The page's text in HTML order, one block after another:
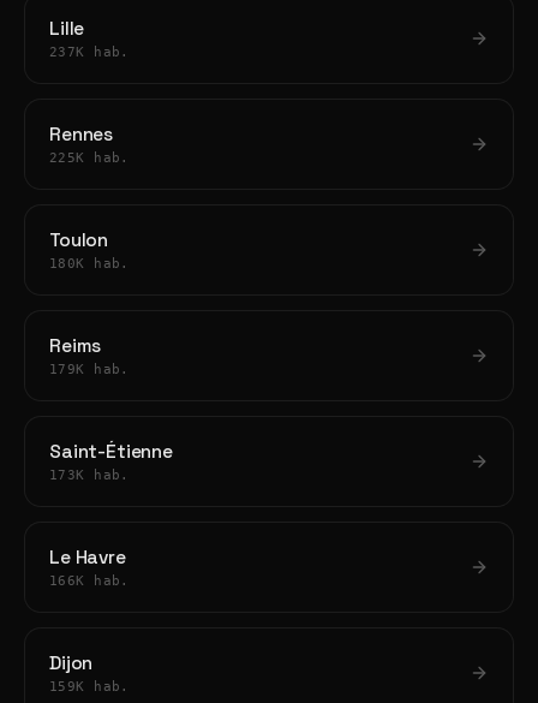
Lille
237K hab.
Rennes
225K hab.
Toulon
180K hab.
Reims
179K hab.
Saint-Étienne
173K hab.
Le Havre
166K hab.
Dijon
159K hab.